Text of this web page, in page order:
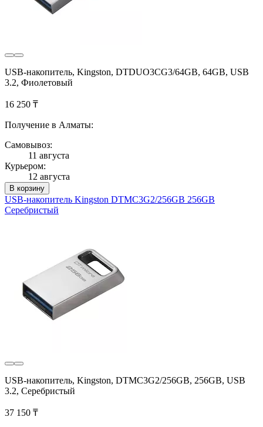
USB-накопитель, Kingston, DTDUO3CG3/64GB, 64GB, USB
3.2, Фиолетовый
16 250 ₸
Получение в Алматы:
Самовывоз:
11 августа
Курьером:
12 августа
В корзину
USB-накопитель Kingston DTMC3G2/256GB 256GB
Серебристый
USB-накопитель, Kingston, DTMC3G2/256GB, 256GB, USB
3.2, Серебристый
37 150 ₸